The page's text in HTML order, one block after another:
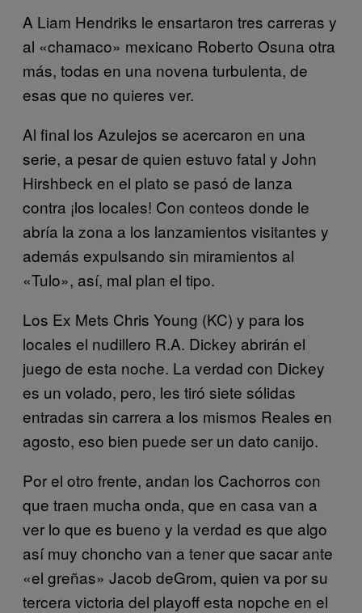
A Liam Hendriks le ensartaron tres carreras y
al «chamaco» mexicano Roberto Osuna otra
más, todas en una novena turbulenta, de
esas que no quieres ver.
Al final los Azulejos se acercaron en una
serie, a pesar de quien estuvo fatal y John
Hirshbeck en el plato se pasó de lanza
contra ¡los locales! Con conteos donde le
abría la zona a los lanzamientos visitantes y
además expulsando sin miramientos al
«Tulo», así, mal plan el tipo.
Los Ex Mets Chris Young (KC) y para los
locales el nudillero R.A. Dickey abrirán el
juego de esta noche. La verdad con Dickey
es un volado, pero, les tiró siete sólidas
entradas sin carrera a los mismos Reales en
agosto, eso bien puede ser un dato canijo.
Por el otro frente, andan los Cachorros con
que traen mucha onda, que en casa van a
ver lo que es bueno y la verdad es que algo
así muy choncho van a tener que sacar ante
«el greñas» Jacob deGrom, quien va por su
tercera victoria del playoff esta nopche en el